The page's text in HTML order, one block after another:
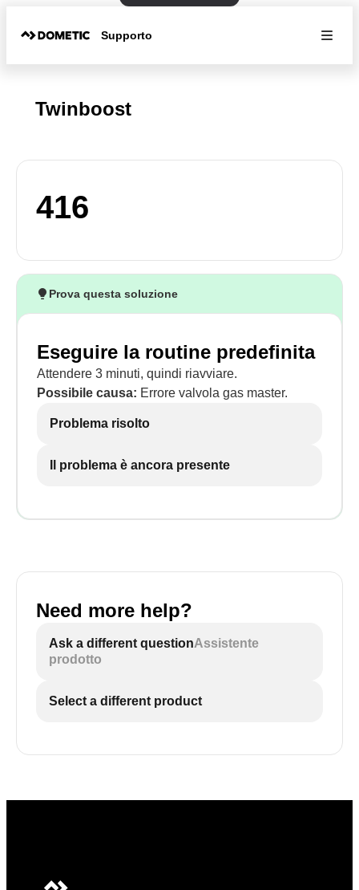
Supporto
Twinboost
416
Prova questa soluzione
Eseguire la routine predefinita
Attendere 3 minuti, quindi riavviare.
Possibile causa: Errore valvola gas master.
Problema risolto
Il problema è ancora presente
Need more help?
Ask a different questionAssistente
prodotto
Select a different product